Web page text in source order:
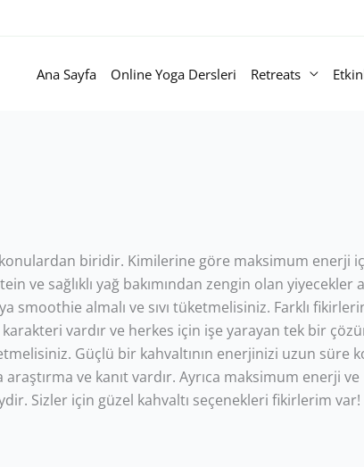
Ana Sayfa Online Yoga Dersleri Retreats
biridir. Kimilerine göre maksimum enerji
sağlıklı yağ bakımından zengin olan yiyecekler
almalı ve sıvı tüketmelisiniz. Farklı
vardır ve herkes için işe yarayan tek bir
Güçlü bir kahvaltının enerjinizi uzun süre
araştırma ve kanıt vardır. Ayrıca maksimum enerji ve
Sizler için güzel kahvaltı seçenekleri fikirlerim var!